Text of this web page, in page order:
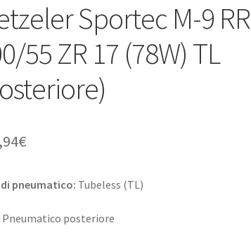
Sportec M-9 RR
55 ZR 17 (78W) TL
€
pneumatico: Tubeless (TL)
Pneumatico posteriore